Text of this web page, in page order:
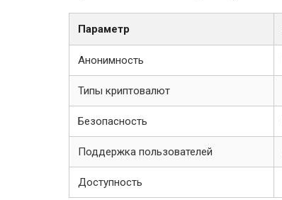
Параметр
Анонимность
Типы криптовалют
Безопасность
Поддержка пользователей
Доступность